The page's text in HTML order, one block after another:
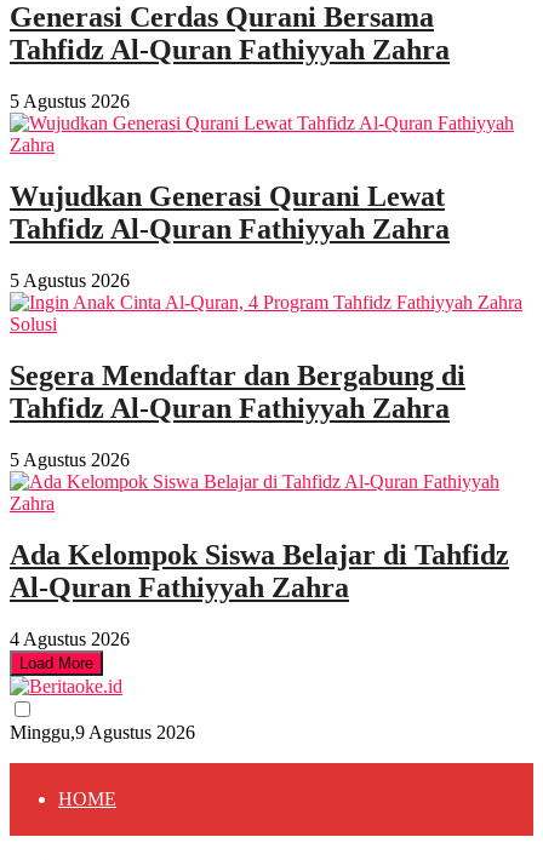
Generasi Cerdas Qurani Bersama
Tahfidz Al-Quran Fathiyyah Zahra
5 Agustus 2026
Wujudkan Generasi Qurani Lewat
Tahfidz Al-Quran Fathiyyah Zahra
5 Agustus 2026
Segera Mendaftar dan Bergabung di
Tahfidz Al-Quran Fathiyyah Zahra
5 Agustus 2026
Ada Kelompok Siswa Belajar di Tahfidz
Al-Quran Fathiyyah Zahra
4 Agustus 2026
Load More
Minggu,9 Agustus 2026
HOME